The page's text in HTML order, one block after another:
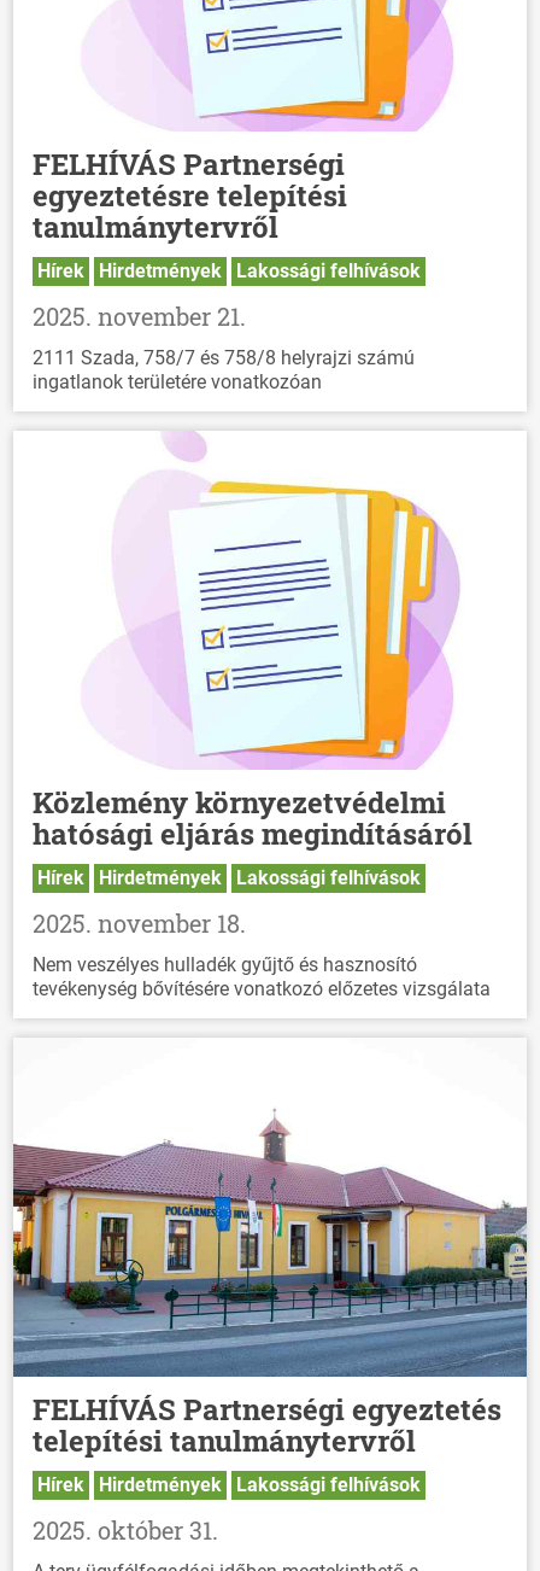
ÖNKORMÁNYZAT
ÜGYINTÉZÉS
KÖZÖSSÉG
FELHÍVÁS Partnerségi
egyeztetésre telepítési
tanulmánytervről
Hírek Hirdetmények Lakossági felhívások
2025. november 21.
2111 Szada, 758/7 és 758/8 helyrajzi számú
ingatlanok területére vonatkozóan
Közlemény környezetvédelmi
hatósági eljárás megindításáról
Hírek Hirdetmények Lakossági felhívások
2025. november 18.
Nem veszélyes hulladék gyűjtő és hasznosító
tevékenység bővítésére vonatkozó előzetes vizsgálata
FELHÍVÁS Partnerségi egyeztetés
telepítési tanulmánytervről
Hírek Hirdetmények Lakossági felhívások
2025. október 31.